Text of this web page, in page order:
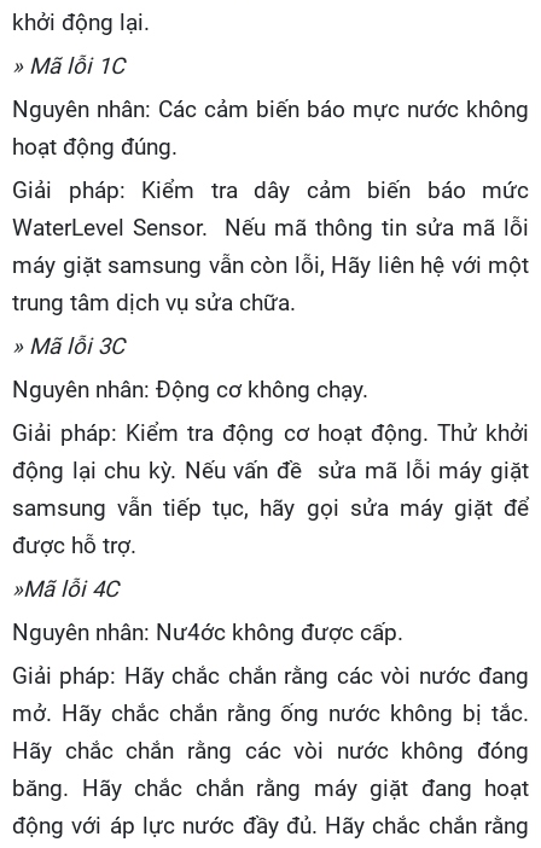
khởi động lại.
» Mã lỗi 1C
Nguyên nhân: Các cảm biến báo mực nước không
hoạt động đúng.
Giải pháp: Kiểm tra dây cảm biến báo mức
WaterLevel Sensor. Nếu mã thông tin sửa mã lỗi
máy giặt samsung vẫn còn lỗi, Hãy liên hệ với một
trung tâm dịch vụ sửa chữa.
» Mã lỗi 3C
Nguyên nhân: Động cơ không chạy.
Giải pháp: Kiểm tra động cơ hoạt động. Thử khởi
động lại chu kỳ. Nếu vấn đề sửa mã lỗi máy giặt
samsung vẫn tiếp tục, hãy gọi sửa máy giặt để
được hỗ trợ.
»Mã lỗi 4C
Nguyên nhân: Nư4ớc không được cấp.
Giải pháp: Hãy chắc chắn rằng các vòi nước đang
mở. Hãy chắc chắn rằng ống nước không bị tắc.
Hãy chắc chắn rằng các vòi nước không đóng
băng. Hãy chắc chắn rằng máy giặt đang hoạt
động với áp lực nước đầy đủ. Hãy chắc chắn rằng